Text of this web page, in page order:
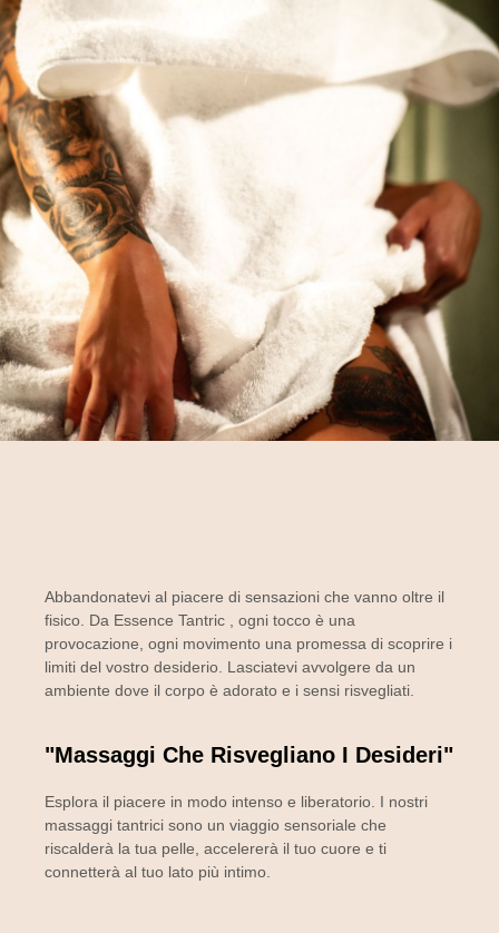
Abbandonatevi al piacere di sensazioni che vanno oltre il
fisico. Da Essence Tantric , ogni tocco è una
provocazione, ogni movimento una promessa di scoprire i
limiti del vostro desiderio. Lasciatevi avvolgere da un
ambiente dove il corpo è adorato e i sensi risvegliati.
"Massaggi Che Risvegliano I Desideri"
Esplora il piacere in modo intenso e liberatorio. I nostri
massaggi tantrici sono un viaggio sensoriale che
riscalderà la tua pelle, accelererà il tuo cuore e ti
connetterà al tuo lato più intimo.